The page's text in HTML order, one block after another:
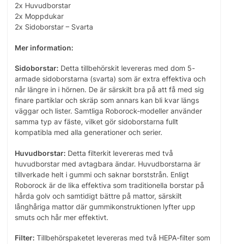
2x Huvudborstar
2x Moppdukar
2x Sidoborstar – Svarta
Mer information:
Sidoborstar: Detta tillbehörskit levereras med dom 5-
armade sidoborstarna (svarta) som är extra effektiva och
når längre in i hörnen. De är särskilt bra på att få med sig
finare partiklar och skräp som annars kan bli kvar längs
väggar och lister. Samtliga Roborock-modeller använder
samma typ av fäste, vilket gör sidoborstarna fullt
kompatibla med alla generationer och serier.
Huvudborstar: Detta filterkit levereras med två
huvudborstar med avtagbara ändar. Huvudborstarna är
tillverkade helt i gummi och saknar borststrån. Enligt
Roborock är de lika effektiva som traditionella borstar på
hårda golv och samtidigt bättre på mattor, särskilt
långhåriga mattor där gummikonstruktionen lyfter upp
smuts och hår mer effektivt.
Filter: Tillbehörspaketet levereras med två HEPA-filter som